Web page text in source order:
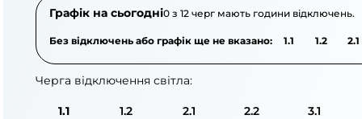
Графік на сьогодні0 з 12 черг мають години відключень.
Без відключень або графік ще не вказано: 1.1 1.2 2.1
Черга відключення світла:
1.1 1.2 2.1 2.2 3.1